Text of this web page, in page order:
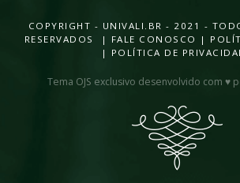
COPYRIGHT - UNIVALI.BR - 2021 -
RESERVADOS |
FALE CONOSCO |
| POLÍTICA DE
Tema OJS exclusivo desenvolvido com ♥